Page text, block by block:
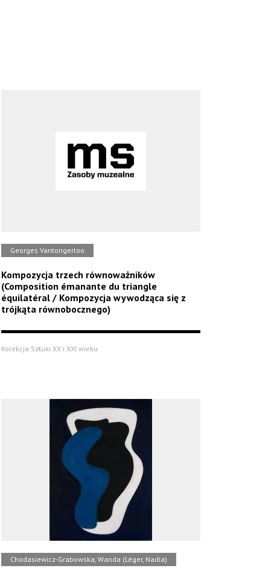
Georges Vantongerloo
Kompozycja trzech równoważników
(Composition émanante du triangle
équilatéral / Kompozycja wywodząca się z
trójkąta równobocznego)
Kolekcja Sztuki XX i XXI wieku
Chodasiewicz-Grabowska, Wanda (Léger, Nadia)